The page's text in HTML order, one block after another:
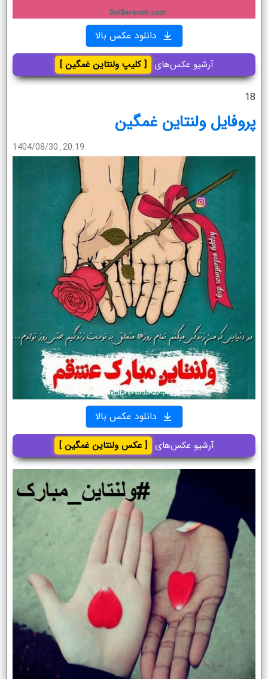
دانلود عکس بالا
آرشیو عکس‌های [ کلیپ ولنتاین غمگین ]
18
پروفایل ولنتاین غمگین
1404/08/30_20:19
دانلود عکس بالا
آرشیو عکس‌های [ عکس ولنتاین غمگین ]